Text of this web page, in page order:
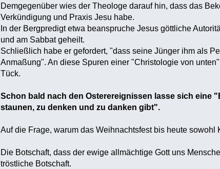
Demgegenüber wies der Theologe darauf hin, dass das
Verkündigung und Praxis Jesu habe.
In der Bergpredigt etwa beanspruche Jesus göttliche
und am Sabbat geheilt.
Schließlich habe er gefordert, "dass seine Jünger ihm als
Anmaßung". An diese Spuren einer "Christologie von
Tück.
Schon bald nach den Osterereignissen lasse sich eine
staunen, zu denken und zu danken gibt".
Auf die Frage, warum das Weihnachtsfest bis heute
Die Botschaft, dass der ewige allmächtige Gott uns
tröstliche Botschaft.